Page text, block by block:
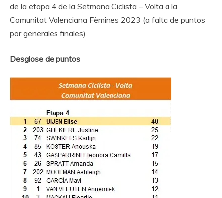
de la etapa 4 de la Setmana Ciclista – Volta a la
Comunitat Valenciana Fèmines 2023 (a falta de puntos
por generales finales)
Desglose de puntos